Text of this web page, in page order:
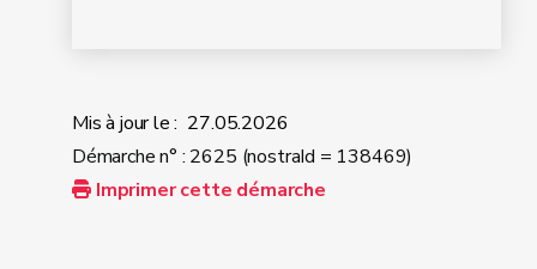
Mis à jour le : 27.05.2026
Démarche n° : 2625 (nostraId = 138469)
Imprimer cette démarche